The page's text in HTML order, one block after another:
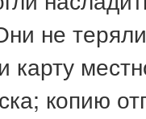
не
карту
копию